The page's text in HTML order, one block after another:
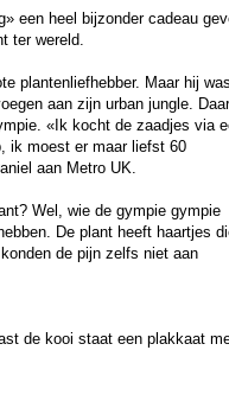
een heel bijzonder cadeau
ter wereld.
plantenliefhebber. Maar hij
aan zijn urban jungle.
«Ik kocht de zaadjes via
ik moest er maar liefst 60
aan Metro UK.
Wel, wie de gympie gympie
De plant heeft haartjes
de pijn zelfs niet aan
de kooi staat een plakkaat